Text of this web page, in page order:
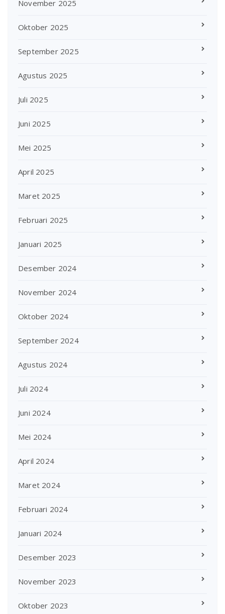
November 2025
Oktober 2025
September 2025
Agustus 2025
Juli 2025
Juni 2025
Mei 2025
April 2025
Maret 2025
Februari 2025
Januari 2025
Desember 2024
November 2024
Oktober 2024
September 2024
Agustus 2024
Juli 2024
Juni 2024
Mei 2024
April 2024
Maret 2024
Februari 2024
Januari 2024
Desember 2023
November 2023
Oktober 2023